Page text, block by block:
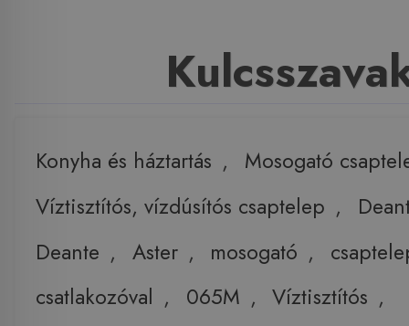
Konyha és háztartás ,
Mosogató
Víztisztítós, vízdúsítós csaptelep ,
Deante , Aster , mosogató ,
csatlakozóval , 065M , Víztisztítós ,